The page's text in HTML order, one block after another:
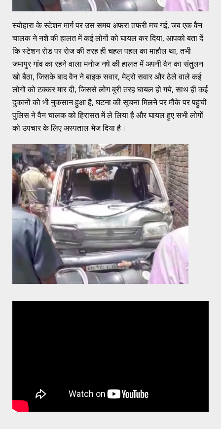
स्योहारा के स्टेशन मार्ग पर उस समय अफरा तफरी मच गई, जब एक वैन
चालक ने नशे की हालत में कई लोगों को घायल कर दिया, आपको बता दें
कि स्टेशन रोड पर रोज की तरह ही चहल पहल का माहौल था, तभी
जमापुर गांव का रहने वाला मनोज नषे की हालत में अपनी वैन का संतुलन
खो बैठा, जिसके बाद वैन ने बाइक सवार, मेट्रो सवार और ठेले वाले कई
लोगों को टक्कर मार दी, जिससे लोग बुरी तरह घायल हो गये, साथ ही कई
दुकानों को भी नुकसान हुआ है, घटना की सूचना मिलने पर मौके पर पहुंची
पुलिस ने वैन चालक को हिरासत में ले लिया है और घायल हुए सभी लोगों
को उपचार के लिए अस्पताल भेज दिया है।